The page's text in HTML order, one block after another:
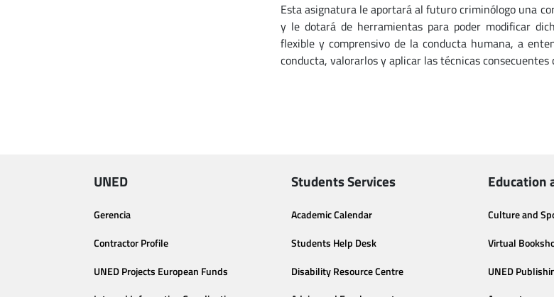
Esta asignatura le aportará al futuro criminólogo una
y le dotará de herramientas para poder modificar
flexible y comprensivo de la conducta humana, a
conducta, valorarlos y aplicar las técnicas consecuentes
UNED
Gerencia
Contractor Profile
UNED Projects European Funds
Students Services
Academic Calendar
Students Help Desk
Disability Resource Centre
Education
Culture and
Virtual
UNED